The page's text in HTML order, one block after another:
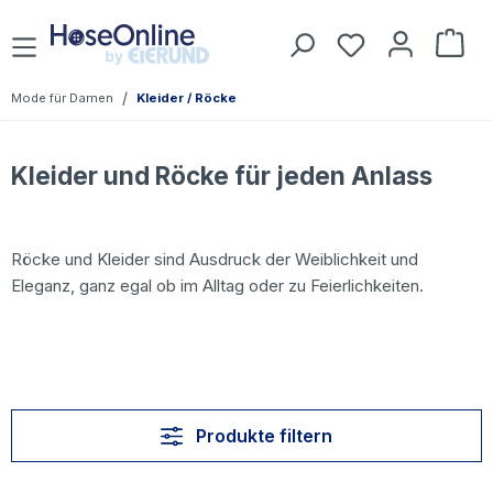
Zum Hauptinhalt springen Du hast 0
Mode für Damen / Kleider / Röcke
Kleider und Röcke für jeden Anlass
Röcke und Kleider sind Ausdruck der Weiblichkeit und
Eleganz, ganz egal ob im Alltag oder zu Feierlichkeiten.
Produkte filtern